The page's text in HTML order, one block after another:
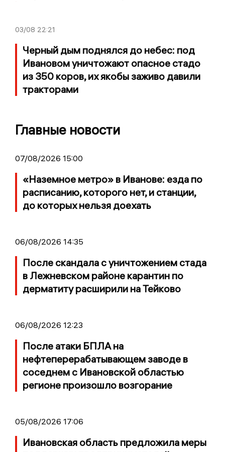
03/08 22:21
Черный дым поднялся до небес: под
Ивановом уничтожают опасное стадо
из 350 коров, их якобы заживо давили
тракторами
Главные новости
07/08/2026 15:00
«Наземное метро» в Иванове: езда по
расписанию, которого нет, и станции,
до которых нельзя доехать
06/08/2026 14:35
После скандала с уничтожением стада
в Лежневском районе карантин по
дерматиту расширили на Тейково
06/08/2026 12:23
После атаки БПЛА на
нефтеперерабатывающем заводе в
соседнем с Ивановской областью
регионе произошло возгорание
05/08/2026 17:06
Ивановская область предложила меры